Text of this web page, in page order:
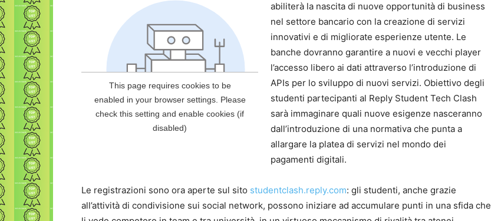
abiliterà la nascita di nuove opportunità di business
nel settore bancario con la creazione di servizi
innovativi e di migliorate esperienze utente. Le
banche dovranno garantire a nuovi e vecchi player
l’accesso libero ai dati attraverso l’introduzione di
APIs per lo sviluppo di nuovi servizi. Obiettivo degli
studenti partecipanti al Reply Student Tech Clash
sarà immaginare quali nuove esigenze nasceranno
dall’introduzione di una normativa che punta a
allargare la platea di servizi nel mondo dei
pagamenti digitali.
Le registrazioni sono ora aperte sul sito studentclash.reply.com: gli studenti, anche grazie
all’attività di condivisione sui social network, possono iniziare ad accumulare punti in una sfida che